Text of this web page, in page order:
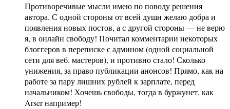
Противоречивые мысли имею по поводу решения
автора. С одной стороны от всей души желаю добра и
появления новых постов, а с другой стороны — не верю
я, в онлайн свободу! Почитал комментарии некоторых
блоггеров в переписке с админом (одной социальной
сети для веб. мастеров), и противно стало! Сколько
унижения, за право публикации анонсов! Прямо, как на
работе за пару лишних рублей к зарплате, перед
начальником! Хочешь свободы, тогда в буржунет, как
Arser например!